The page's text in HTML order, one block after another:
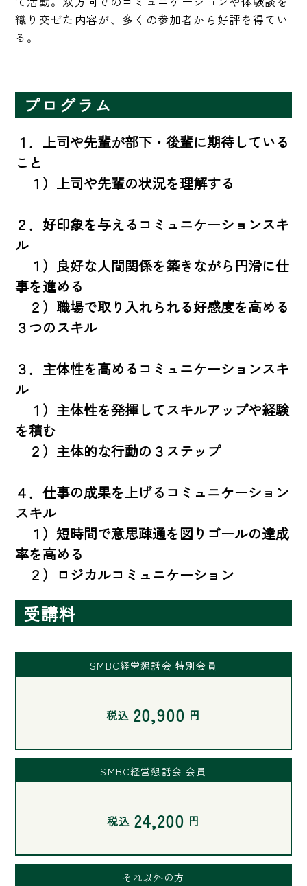
織り交ぜた内容が、多くの参加者から好評を得てい
る。
プログラム
１．上司や先輩が部下・後輩に期待している
こと
１）上司や先輩の状況を理解する
２．好印象を与えるコミュニケーションスキ
ル
１）良好な人間関係を築きながら円滑に仕
事を進める
２）職場で取り入れられる好感度を高める
３つのスキル
３．主体性を高めるコミュニケーションスキ
ル
１）主体性を発揮してスキルアップや経験
を積む
２）主体的な行動の３ステップ
４．仕事の成果を上げるコミュニケーション
スキル
１）短時間で意思疎通を図りゴールの達成
率を高める
２）ロジカルコミュニケーション
受講料
SMBC経営懇話会 特別会員
税込 20,900 円
SMBC経営懇話会 会員
税込 24,200 円
それ以外の方